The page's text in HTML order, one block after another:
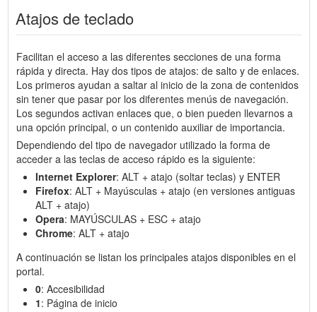
Atajos de teclado
Facilitan el acceso a las diferentes secciones de una forma
rápida y directa. Hay dos tipos de atajos: de salto y de enlaces.
Los primeros ayudan a saltar al inicio de la zona de contenidos
sin tener que pasar por los diferentes menús de navegación.
Los segundos activan enlaces que, o bien pueden llevarnos a
una opción principal, o un contenido auxiliar de importancia.
Dependiendo del tipo de navegador utilizado la forma de
acceder a las teclas de acceso rápido es la siguiente:
Internet Explorer: ALT + atajo (soltar teclas) y ENTER
Firefox: ALT + Mayúsculas + atajo (en versiones antiguas
ALT + atajo)
Opera: MAYÚSCULAS + ESC + atajo
Chrome: ALT + atajo
A continuación se listan los principales atajos disponibles en el
portal.
0: Accesibilidad
1: Página de inicio